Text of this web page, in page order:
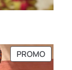
PROMO
EN